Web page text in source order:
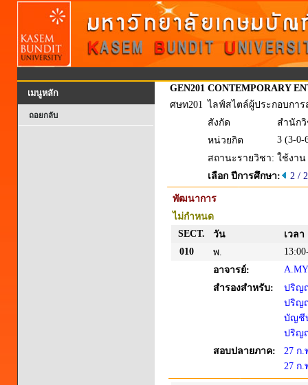
เมนูหลัก
ถอยกลับ
GEN201 CONTEMPORARY
ศษท201 ไลฟ์สไตล์ผู้ประกอบการ
สังกัด
สำนัก
หน่วยกิต
3 (3-0-
สถานะรายวิชา: ใช้งาน
เลือก ปีการศึกษา:
2 /
พัฒนาการ
ไม่กำหนด
SECT.
วัน
เวลา
010
พ.
อาจารย์:
สำรองสำหรับ:
ปริญ
ปริญ
บัญชี
ปริญ
สอบปลายภาค:
27 ก.
27 ก.